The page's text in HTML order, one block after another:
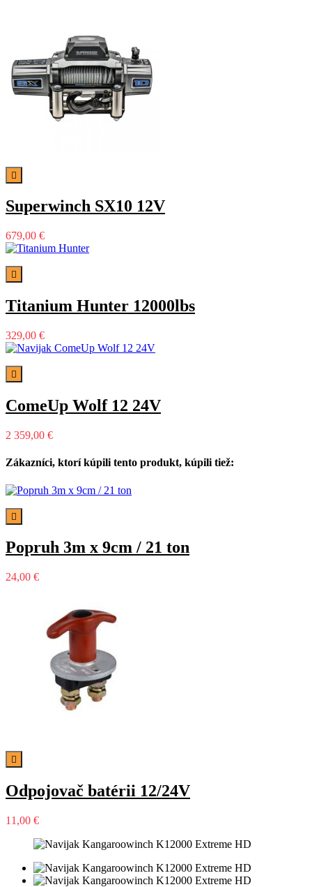

Superwinch SX10 12V
679,00 €

Titanium Hunter 12000lbs
329,00 €

ComeUp Wolf 12 24V
2 359,00 €
Zákazníci, ktorí kúpili tento produkt, kúpili tiež:

Popruh 3m x 9cm / 21 ton
24,00 €

Odpojovač batérii 12/24V
11,00 €